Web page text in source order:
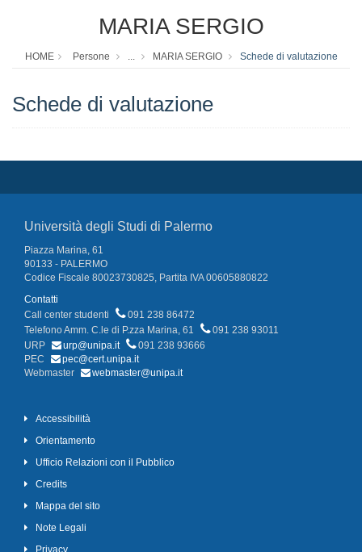
MARIA SERGIO
HOME Persone ... MARIA SERGIO Schede di valutazione
Schede di valutazione
Università degli Studi di Palermo
Piazza Marina, 61
90133 - PALERMO
Codice Fiscale 80023730825, Partita IVA 00605880822
Contatti
Call center studenti
091 238 86472
Telefono Amm. C.le di P.zza Marina, 61
091 238 93011
URP
urp@unipa.it
091 238 93666
PEC
pec@cert.unipa.it
Webmaster
webmaster@unipa.it
Accessibilità
Orientamento
Ufficio Relazioni con il Pubblico
Credits
Mappa del sito
Note Legali